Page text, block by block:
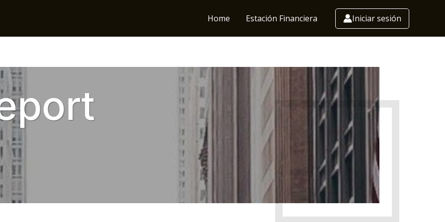
Home Estación Financiera Iniciar sesión